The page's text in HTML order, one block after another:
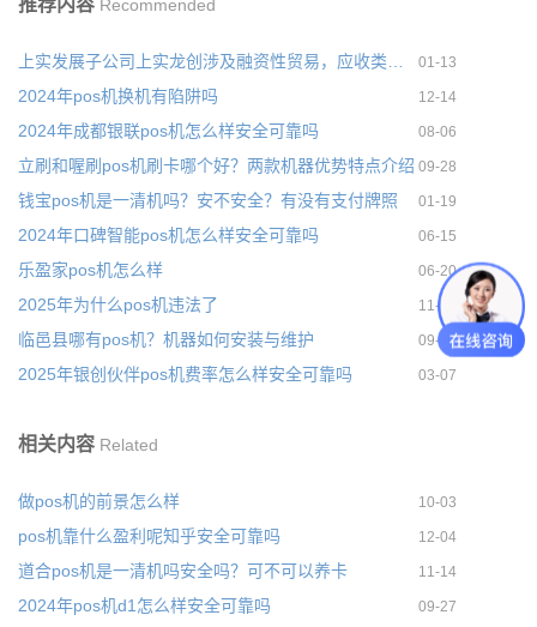
推荐内容 Recommended
01-13
2024年pos机换机有陷阱吗 12-14
2024年成都银联pos机怎么样安全可靠吗 08-06
立刷和喔刷pos机刷卡哪个好？两款机器优势特点介绍 09-28
钱宝pos机是一清机吗？安不安全？有没有支付牌照 01-19
2024年口碑智能pos机怎么样安全可靠吗 06-15
乐盈家pos机怎么样 06-20
2025年为什么pos机违法了 11-24
临邑县哪有pos机？机器如何安装与维护 09-21
2025年银创伙伴pos机费率怎么样安全可靠吗 03-07
相关内容 Related
做pos机的前景怎么样 10-03
pos机靠什么盈利呢知乎安全可靠吗 12-04
道合pos机是一清机吗安全吗？可不可以养卡 11-14
2024年pos机d1怎么样安全可靠吗 09-27